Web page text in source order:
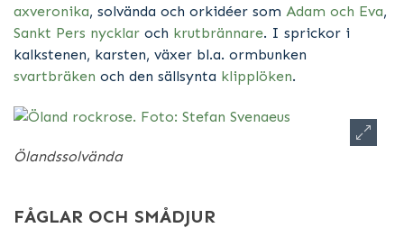
axveronika, solvända och orkidéer som Adam och Eva,
Sankt Pers nycklar och krutbrännare. I sprickor i
kalkstenen, karsten, växer bl.a. ormbunken
svartbräken och den sällsynta klipplöken.
Ölandssolvända
FÅGLAR OCH SMÅDJUR